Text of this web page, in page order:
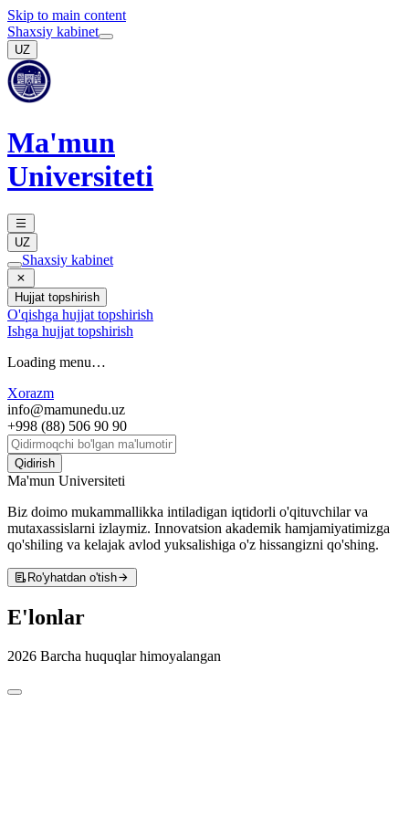
Skip to main content
Shaxsiy kabinet
UZ
Ma'mun
Universiteti
UZ
Shaxsiy kabinet
Hujjat topshirish
O'qishga hujjat topshirish
Ishga hujjat topshirish
Loading menu…
Xorazm
info@mamunedu.uz
+998 (88) 506 90 90
Qidirish
Ma'mun Universiteti
Biz doimo mukammallikka intiladigan iqtidorli o'qituvchilar va
mutaxassislarni izlaymiz. Innovatsion akademik hamjamiyatimizga
qo'shiling va kelajak avlod yuksalishiga o'z hissangizni qo'shing.
Ro'yhatdan o'tish
E'lonlar
2026 Barcha huquqlar himoyalangan